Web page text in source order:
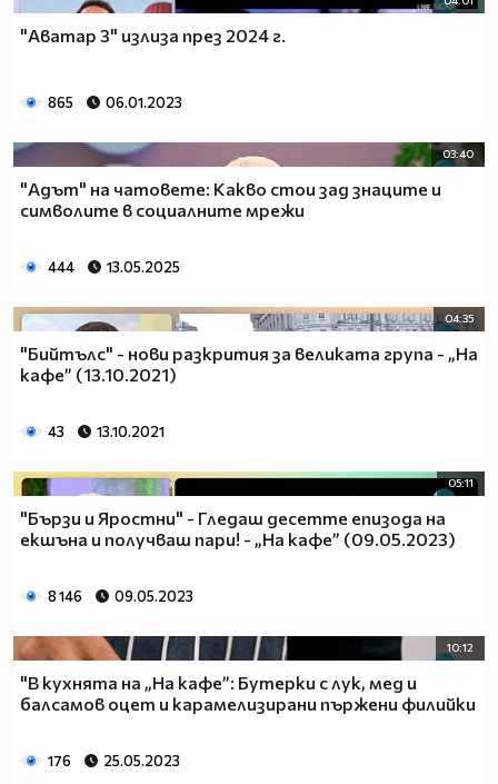
"Аватар 3" излиза през 2024 г.
865 06.01.2023
03:40
"Адът" на чатовете: Какво стои зад знаците и
символите в социалните мрежи
444 13.05.2025
04:35
"Бийтълс" - нови разкрития за великата група - „На
кафе” (13.10.2021)
43 13.10.2021
05:11
"Бързи и Яростни" - Гледаш десетте епизода на
екшъна и получваш пари! - „На кафе” (09.05.2023)
8 146 09.05.2023
10:12
"В кухнята на „На кафе”: Бутерки с лук, мед и
балсамов оцет и карамелизирани пържени филийки
176 25.05.2023